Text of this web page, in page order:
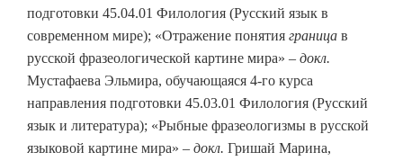
подготовки 45.04.01 Филология (Русский язык в
современном мире); «Отражение понятия граница в
русской фразеологической картине мира» – докл.
Мустафаева Эльмира, обучающаяся 4-го курса
направления подготовки 45.03.01 Филология (Русский
язык и литература); «Рыбные фразеологизмы в русской
языковой картине мира» – докл. Гришай Марина,